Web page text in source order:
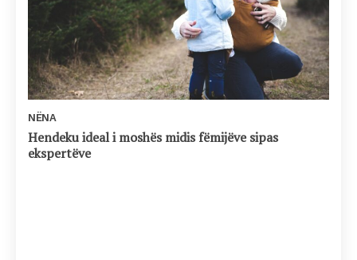
NËNA
Hendeku ideal i moshës midis fëmijëve sipas
ekspertëve